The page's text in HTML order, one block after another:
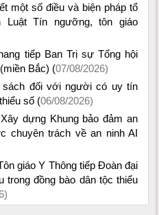
một số điều và biện pháp tổ
Tín ngưỡng, tôn giáo
tiếp Ban Trị sự Tổng hội
Bắc) (07/08/2026)
sách đối với người có uy tín
số (06/08/2026)
dựng Khung bảo đảm an
chuyên trách về an ninh AI
giáo Y Thông tiếp Đoàn đại
trong đồng bào dân tộc thiểu